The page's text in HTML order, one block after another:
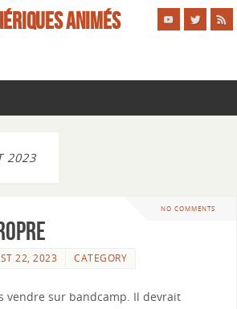
ANIMÉS
2023
NO COMMENTS
22, 2023 CATEGORY
vendre sur bandcamp. Il devrait